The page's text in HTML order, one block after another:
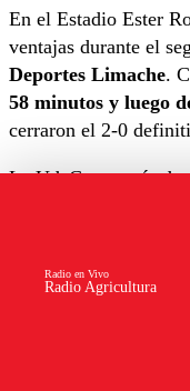
En el Estadio Ester
ventajas durante el
Deportes Limache.
58 minutos y luego
cerraron el 2-0
La UdeC no venía de
Por otro lado, Curicó
sufrida y se quedó
Radio Agricultura
Radio en Vivo